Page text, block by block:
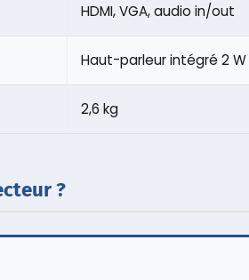
HDMI, VGA, audio in/out
Haut-parleur intégré 2 W
2,6 kg
?